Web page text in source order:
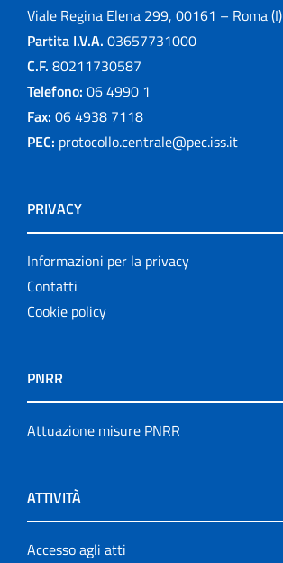
Viale Regina Elena 299, 00161 – Roma (I)
Partita I.V.A. 03657731000
C.F. 80211730587
Telefono: 06 4990 1
Fax: 06 4938 7118
PEC: protocollo.centrale@pec.iss.it
PRIVACY
Informazioni per la privacy
Contatti
Cookie policy
PNRR
Attuazione misure PNRR
ATTIVITÀ
Accesso agli atti